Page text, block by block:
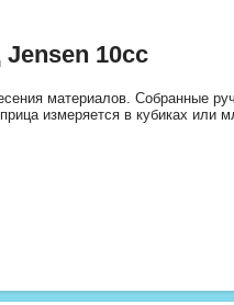
10сс
материалов. Собранные
измеряется в кубиках или